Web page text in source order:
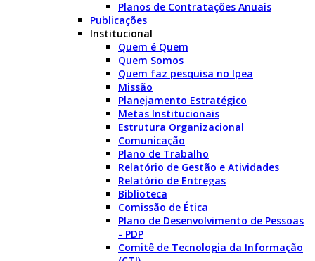
Planos de Contratações Anuais
Publicações
Institucional
Quem é Quem
Quem Somos
Quem faz pesquisa no Ipea
Missão
Planejamento Estratégico
Metas Institucionais
Estrutura Organizacional
Comunicação
Plano de Trabalho
Relatório de Gestão e Atividades
Relatório de Entregas
Biblioteca
Comissão de Ética
Plano de Desenvolvimento de Pessoas
- PDP
Comitê de Tecnologia da Informação